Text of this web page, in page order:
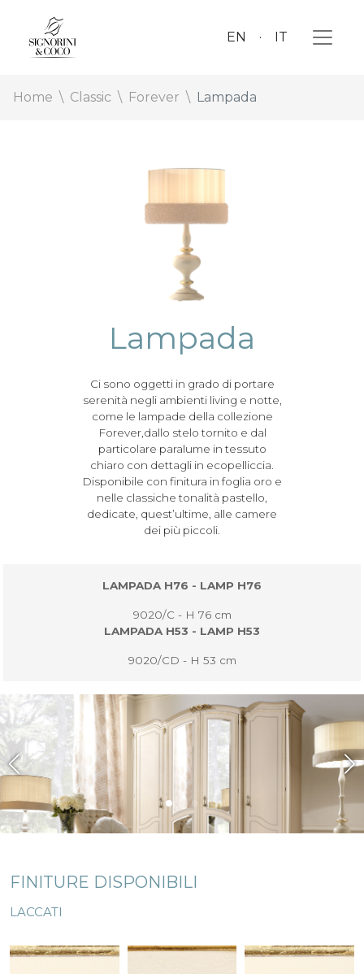
EN IT
Home Classic Forever Lampada
Lampada
Ci sono oggetti in grado di portare
serenità negli ambienti living e notte,
come le lampade della collezione
Forever,dallo stelo tornito e dal
particolare paralume in tessuto
chiaro con dettagli in ecopelliccia.
Disponibile con finitura in foglia oro e
nelle classiche tonalità pastello,
dedicate, quest’ultime, alle camere
dei più piccoli.
LAMPADA H76 - LAMP H76
9020/C - H 76 cm
LAMPADA H53 - LAMP H53
9020/CD - H 53 cm
FINITURE DISPONIBILI
LACCATI